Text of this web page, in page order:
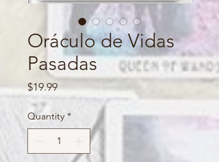
Oráculo de Vidas
Pasadas
$19.99Price
Quantity *